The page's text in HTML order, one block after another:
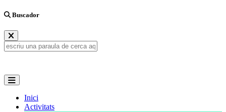
Buscador
Inici
Activitats